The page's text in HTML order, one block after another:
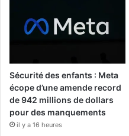
Sécurité des enfants : Meta
écope d’une amende record
de 942 millions de dollars
pour des manquements
il y a 16 heures